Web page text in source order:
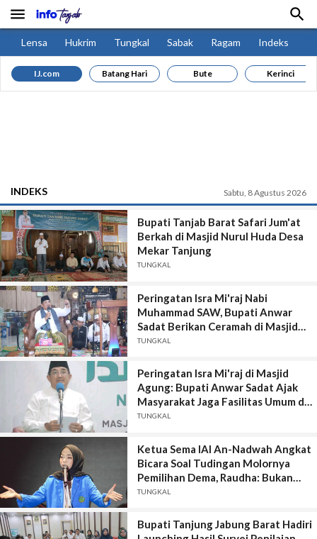
 
Lensa Hukrim Tungkal Sabak Ragam Indeks
IJ.com Batang Hari Bute Kerinci
INDEKS Sabtu, 8 Agustus 2026
Bupati Tanjab Barat Safari Jum'at
Berkah di Masjid Nurul Huda Desa
Mekar Tanjung
TUNGKAL
Peringatan Isra Mi'raj Nabi
Muhammad SAW, Bupati Anwar
Sadat Berikan Ceramah di Masjid
Raya Al-Muttaqin
TUNGKAL
Peringatan Isra Mi'raj di Masjid
Agung: Bupati Anwar Sadat Ajak
Masyarakat Jaga Fasilitas Umum dan
Ingatkan Pelajar Bijak Gunakan
TUNGKAL
Ketua Sema IAI An-Nadwah Angkat
Bicara Soal Tudingan Molornya
Pemilihan Dema, Raudha: Bukan
Kehendak Kami
TUNGKAL
Bupati Tanjung Jabung Barat Hadiri